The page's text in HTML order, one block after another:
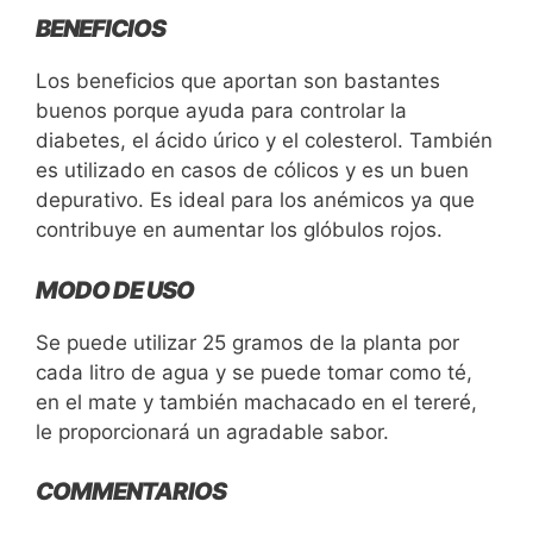
BENEFICIOS
Los beneficios que aportan son bastantes
buenos porque ayuda para controlar la
diabetes, el ácido úrico y el colesterol. También
es utilizado en casos de cólicos y es un buen
depurativo. Es ideal para los anémicos ya que
contribuye en aumentar los glóbulos rojos.
MODO DE USO
Se puede utilizar 25 gramos de la planta por
cada litro de agua y se puede tomar como té,
en el mate y también machacado en el tereré,
le proporcionará un agradable sabor.
COMMENTARIOS